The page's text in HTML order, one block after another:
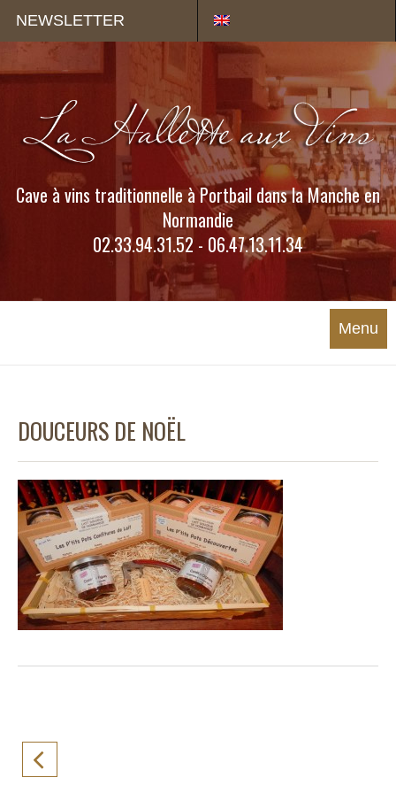
NEWSLETTER
Cave à vins traditionnelle à Portbail dans la Manche en
Normandie
02.33.94.31.52 - 06.47.13.11.34
Menu
DOUCEURS DE NOËL
Panneau de gestion des cookies